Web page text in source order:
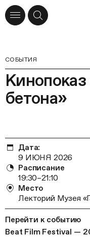
СОБЫТИЯ
бетона»
Дата:
9 ИЮНЯ 2026
Расписание
19:30–21:10
Место
Лекторий Музея
Перейти к событию
Beat Film Festival —